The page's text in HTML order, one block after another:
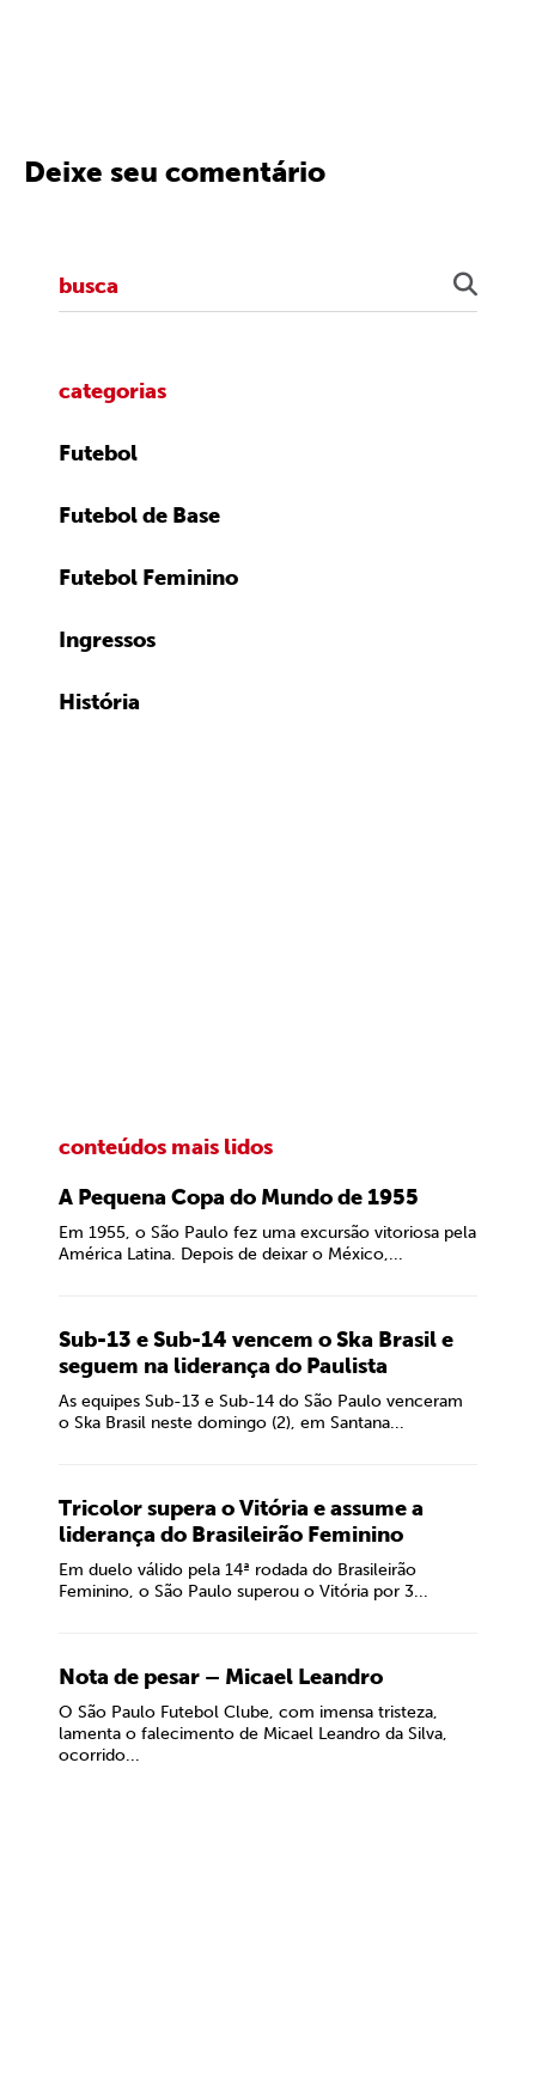
Deixe seu comentário
categorias
Futebol
Futebol de Base
Futebol Feminino
Ingressos
História
conteúdos mais lidos
A Pequena Copa do Mundo de 1955
Em 1955, o São Paulo fez uma excursão vitoriosa pela
América Latina. Depois de deixar o México,...
Sub-13 e Sub-14 vencem o Ska Brasil e
seguem na liderança do Paulista
As equipes Sub-13 e Sub-14 do São Paulo venceram
o Ska Brasil neste domingo (2), em Santana...
Tricolor supera o Vitória e assume a
liderança do Brasileirão Feminino
Em duelo válido pela 14ª rodada do Brasileirão
Feminino, o São Paulo superou o Vitória por 3...
Nota de pesar – Micael Leandro
O São Paulo Futebol Clube, com imensa tristeza,
lamenta o falecimento de Micael Leandro da Silva,
ocorrido...